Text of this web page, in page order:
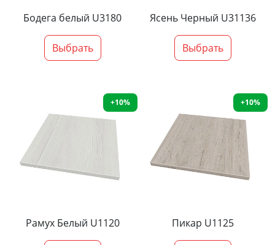
Бодега белый U3180
Выбрать
Ясень Черный U31136
Выбрать
+10%
Рамух Белый U1120
+10%
Пикар U1125